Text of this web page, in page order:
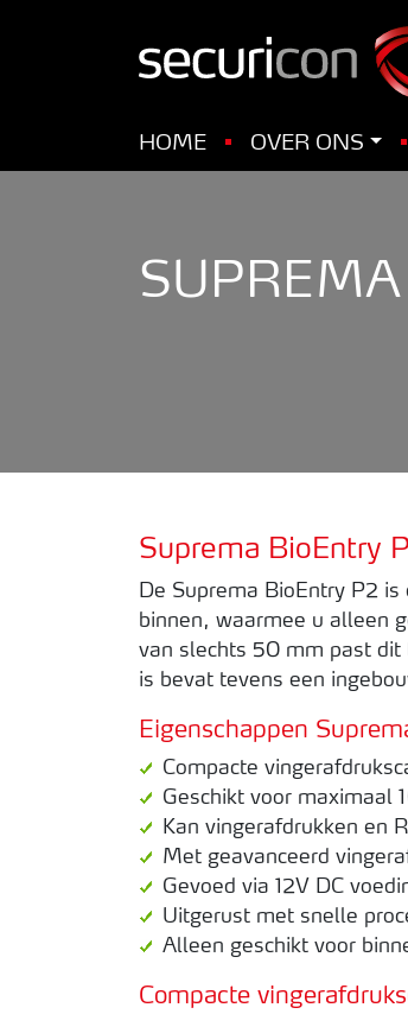
HOME OVER ONS
Suprema BioEntry
De Suprema BioEntry P2
binnen, waarmee u alleen
van slechts 50 mm past
is bevat tevens een
Eigenschappen
Compacte
Geschikt voor maximaal
Kan vingerafdrukken en
Met geavanceerd
Gevoed via 12V DC
Uitgerust met snelle
Alleen geschikt voor
Compacte